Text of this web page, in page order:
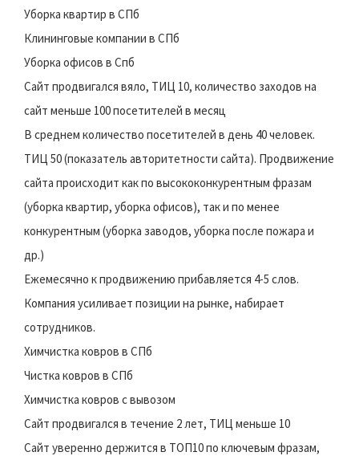
Уборка квартир в СПб
Клининговые компании в СПб
Уборка офисов в Спб
Сайт продвигался вяло, ТИЦ 10, количество заходов на
сайт меньше 100 посетителей в месяц
В среднем количество посетителей в день 40 человек.
ТИЦ 50 (показатель авторитетности сайта). Продвижение
сайта происходит как по высококонкурентным фразам
(уборка квартир, уборка офисов), так и по менее
конкурентным (уборка заводов, уборка после пожара и
др.)
Ежемесячно к продвижению прибавляется 4-5 слов.
Компания усиливает позиции на рынке, набирает
сотрудников.
Химчистка ковров в СПб
Чистка ковров в СПб
Химчистка ковров с вывозом
Сайт продвигался в течение 2 лет, ТИЦ меньше 10
Сайт уверенно держится в ТОП10 по ключевым фразам,